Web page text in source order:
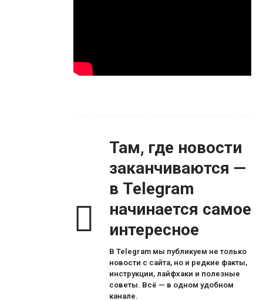
Там, где новости
заканчиваются —
в Telegram
начинается самое
интересное
В Telegram мы публикуем не только
новости с сайта, но и редкие факты,
инструкции, лайфхаки и полезные
советы. Всё — в одном удобном
канале.